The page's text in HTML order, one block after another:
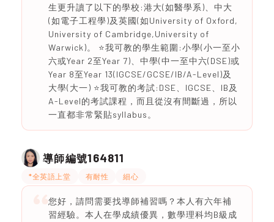
生更升讀了以下的學校:港大(如醫學系)、中大
(如電子工程學)及英國(如University of Oxford,
University of Cambridge,University of
Warwick)。 ⭐️我可教的學生範圍:小學(小一至小
六或Year 2至Year 7)、中學(中一至中六(DSE)或
Year 8至Year 13(IGCSE/GCSE/IB/A-Level)及
大學(大一) ⭐️我可教的考試:DSE、IGCSE、IB及
A-Level的考試課程，而且從沒有間斷過，所以
一直都非常緊貼syllabus。
導師編號164811
*全英語上堂 有耐性 細心
您好，請問需要找導師補習嗎？本人有六年補
習經驗。本人在學成績優異，數學理科均B級成